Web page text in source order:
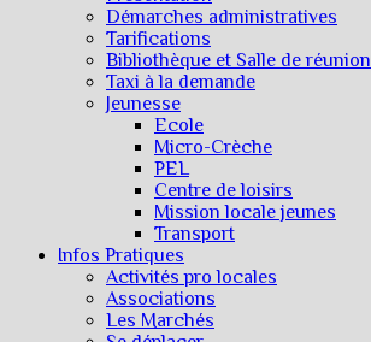
Démarches administratives
Tarifications
Bibliothèque et Salle de réunion
Taxi à la demande
Jeunesse
Ecole
Micro-Crèche
PEL
Centre de loisirs
Mission locale jeunes
Transport
Infos Pratiques
Activités pro locales
Associations
Les Marchés